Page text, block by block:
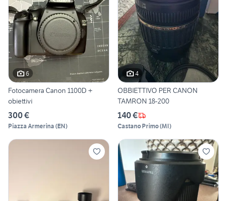
6
Fotocamera Canon 1100D +
obiettivi
300 €
Piazza Armerina (EN)
4
OBBIETTIVO PER CANON
TAMRON 18-200
140 €
Castano Primo(MI)